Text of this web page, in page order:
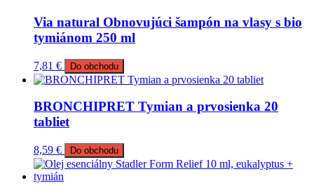
Via natural Obnovujúci šampón na vlasy s bio
tymiánom 250 ml
7,81 € Do obchodu
BRONCHIPRET Tymian a prvosienka 20
tabliet
8,59 € Do obchodu